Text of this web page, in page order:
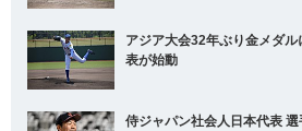
アジア大会32年ぶり金メダ
表が始動
侍ジャパン社会人日本代表